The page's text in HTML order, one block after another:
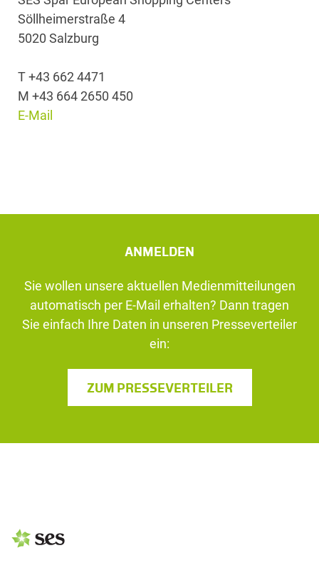
Söllheimerstraße 4
5020 Salzburg
T +43 662 4471
M +43 664 2650 450
E-Mail
ANMELDEN
Sie wollen unsere aktuellen Medienmitteilungen
automatisch per E-Mail erhalten? Dann tragen
Sie einfach Ihre Daten in unseren Presseverteiler
ein:
ZUM PRESSEVERTEILER